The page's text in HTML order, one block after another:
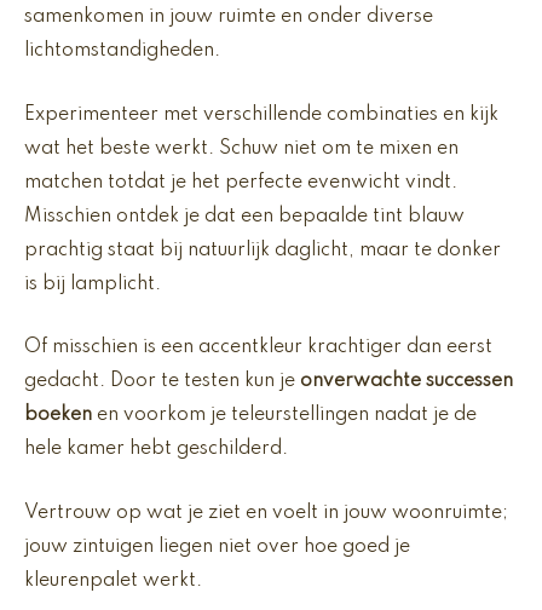
samenkomen in jouw ruimte en onder diverse
lichtomstandigheden.
Experimenteer met verschillende combinaties en kijk
wat het beste werkt. Schuw niet om te mixen en
matchen totdat je het perfecte evenwicht vindt.
Misschien ontdek je dat een bepaalde tint blauw
prachtig staat bij natuurlijk daglicht, maar te donker
is bij lamplicht.
Of misschien is een accentkleur krachtiger dan eerst
gedacht. Door te testen kun je onverwachte successen
boeken en voorkom je teleurstellingen nadat je de
hele kamer hebt geschilderd.
Vertrouw op wat je ziet en voelt in jouw woonruimte;
jouw zintuigen liegen niet over hoe goed je
kleurenpalet werkt.